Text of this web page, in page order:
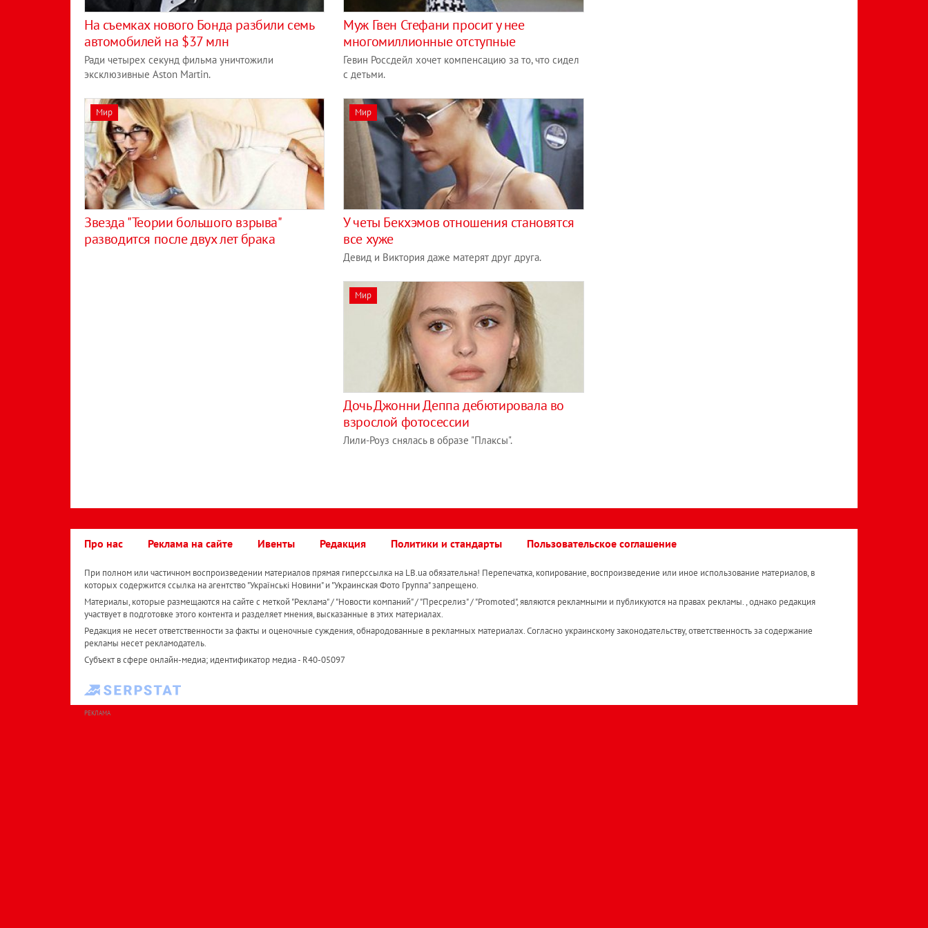
На съемках нового Бонда разбили семь
автомобилей на $37 млн
Ради четырех секунд фильма уничтожили
эксклюзивные Aston Martin.
Муж Гвен Стефани просит у нее
многомиллионные отступные
Гевин Россдейл хочет компенсацию за то, что сидел
с детьми.
Мир
Звезда "Теории большого взрыва"
разводится после двух лет брака
Мир
У четы Бекхэмов отношения становятся
все хуже
Девид и Виктория даже матерят друг друга.
Мир
Дочь Джонни Деппа дебютировала во
взрослой фотосессии
Лили-Роуз снялась в образе "Плаксы".
Про нас Реклама на сайте Ивенты Редакция Политики и стандарты Пользовательское соглашение
При полном или частичном воспроизведении материалов прямая гиперссылка на LB.ua обязательна! Перепечатка, копирование, воспроизведение или иное использование материалов, в
которых содержится ссылка на агентство "Українськi Новини" и "Украинская Фото Группа" запрещено.
Материалы, которые размещаются на сайте с меткой "Реклама" / "Новости компаний" / "Пресрелиз" / "Promoted", являются рекламными и публикуются на правах рекламы. , однако редакция
участвует в подготовке этого контента и разделяет мнения, высказанные в этих материалах.
Редакция не несет ответственности за факты и оценочные суждения, обнародованные в рекламных материалах. Согласно украинскому законодательству, ответственность за содержание
рекламы несет рекламодатель.
Субъект в сфере онлайн-медиа; идентификатор медиа - R40-05097
РЕКЛАМА